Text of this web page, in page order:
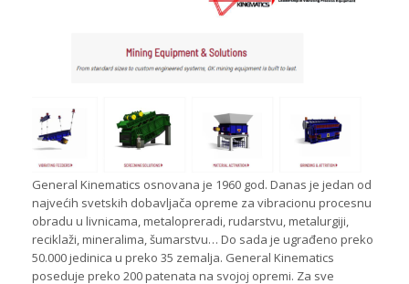
General Kinematics osnovana je 1960 god. Danas je jedan od
najvećih svetskih dobavljača opreme za vibracionu procesnu
obradu u livnicama, metalopreradi, rudarstvu, metalurgiji,
reciklaži, mineralima, šumarstvu… Do sada je ugrađeno preko
50.000 jedinica u preko 35 zemalja. General Kinematics
poseduje preko 200 patenata na svojoj opremi. Za sve